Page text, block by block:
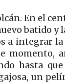
En el
batido y
a integrar
momento,
hasta
un